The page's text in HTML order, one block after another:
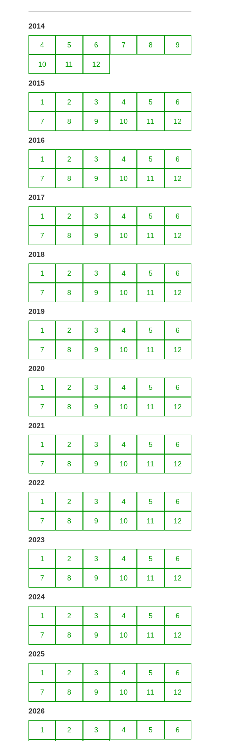
2014
4 5 6 7 8 9
10 11 12
2015
1 2 3 4 5 6
7 8 9 10 11 12
2016
1 2 3 4 5 6
7 8 9 10 11 12
2017
1 2 3 4 5 6
7 8 9 10 11 12
2018
1 2 3 4 5 6
7 8 9 10 11 12
2019
1 2 3 4 5 6
7 8 9 10 11 12
2020
1 2 3 4 5 6
7 8 9 10 11 12
2021
1 2 3 4 5 6
7 8 9 10 11 12
2022
1 2 3 4 5 6
7 8 9 10 11 12
2023
1 2 3 4 5 6
7 8 9 10 11 12
2024
1 2 3 4 5 6
7 8 9 10 11 12
2025
1 2 3 4 5 6
7 8 9 10 11 12
2026
1 2 3 4 5 6